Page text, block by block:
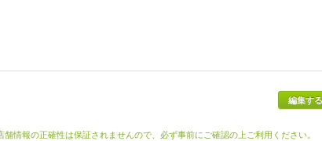
情報の正確性は保証されませんので、必ず事前にご確認の上ご利用ください。